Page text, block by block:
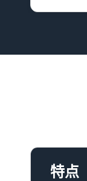
特点